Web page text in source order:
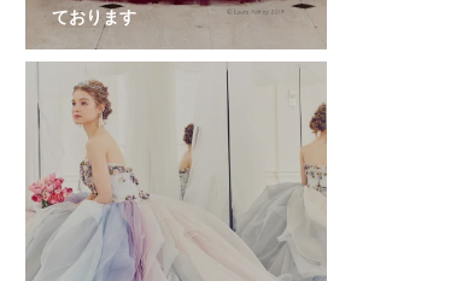
ております